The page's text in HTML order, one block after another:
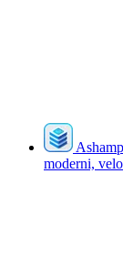
moderni,